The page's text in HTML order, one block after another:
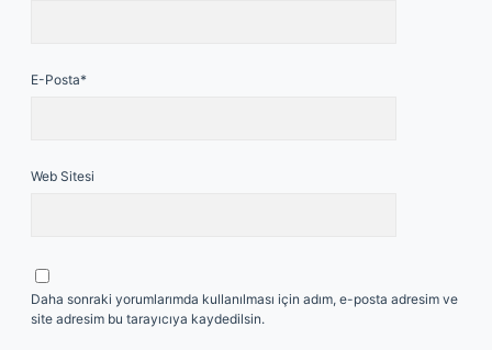
E-Posta*
Web Sitesi
Daha sonraki yorumlarımda kullanılması için adım, e-posta adresim ve
site adresim bu tarayıcıya kaydedilsin.